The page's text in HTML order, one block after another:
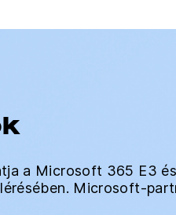
a Microsoft 365 E3
Microsoft-